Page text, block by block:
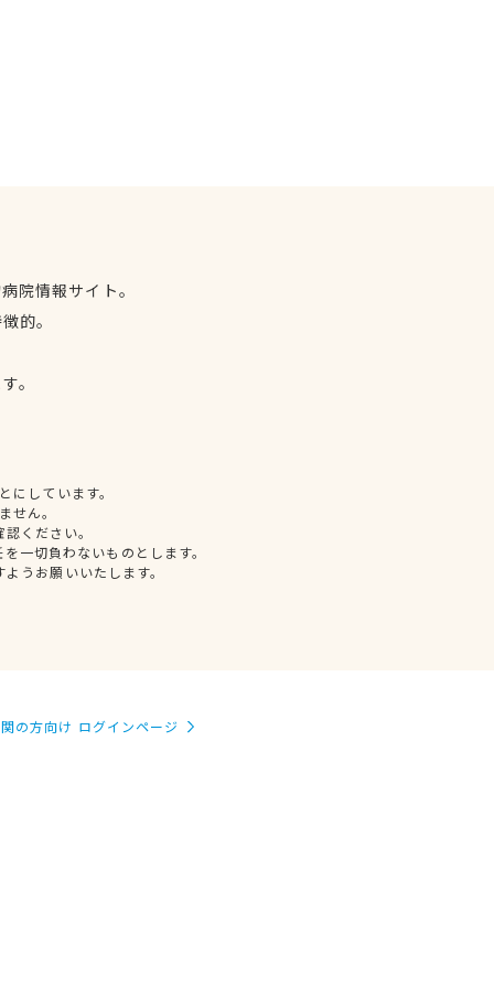
院情報サイト。
的。
。
しています。
せん。
ください。
一切負わないものとします。
うお願いいたします。
の方向け ログインページ